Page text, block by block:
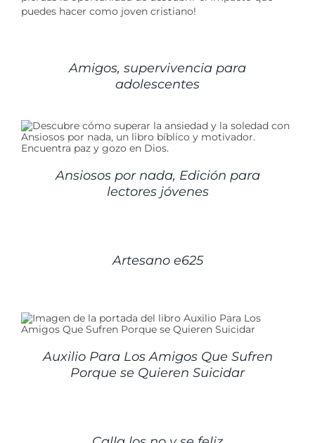
puedes hacer como joven cristiano!
Amigos, supervivencia para
adolescentes
Ansiosos por nada, Edición para
lectores jóvenes
Artesano e625
Auxilio Para Los Amigos Que Sufren
Porque se Quieren Suicidar